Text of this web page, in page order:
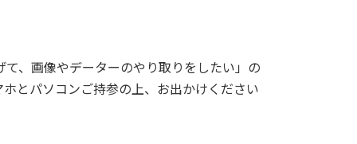
、画像やデーターのやり取りをしたい」の
とパソコンご持参の上、お出かけください